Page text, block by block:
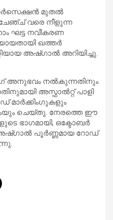
മുതൽ
വരെ നീളുന്ന
ഘട്ട നവീകരണ
ഖത്തർ
അഷ്ഗാൽ അറിയിച്ചു.
അനുഭവം നൽകുന്നതിനും
അസ്ഫാൽറ്റ് പാളി
മാർക്കിംഗുകളും
ചെയ്തു. നേരത്തെ ഈ
ഭാഗമായി, ഒക്ടോബർ
അഷ്ഗാൽ പൂർണ്ണമായ റോഡ്